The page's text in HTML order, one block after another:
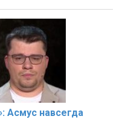
Асмус навсегда